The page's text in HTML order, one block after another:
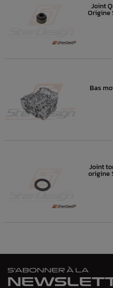
Joint
Origine
Bas
Joint
origine
S'ABONNER À LA